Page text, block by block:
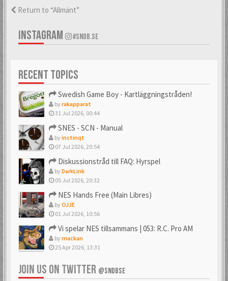
Return to “Allmänt”
INSTAGRAM #SNDB.SE
RECENT TOPICS
Swedish Game Boy - Kartläggningstråden!
byrakapparat
31 Jul 2026, 00:44
SNES - SCN - Manual
byinstinqt
07 Jul 2026, 20:54
Diskussionstråd till FAQ: Hyrspel
byDarkLink
05 Jul 2026, 20:32
NES Hands Free (Main Libres)
byOJJE
01 Jul 2026, 10:56
Vi spelar NES tillsammans | 053: R.C. Pro AM
bymackan
25 Apr 2026, 13:31
JOIN US ON TWITTER @SNDBSE